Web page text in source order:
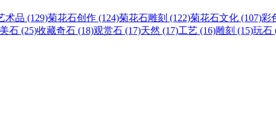
术品 (129)菊花石创作 (124)菊花石雕刻 (122)菊花石文化 (107)彩
美石 (25)收藏奇石 (18)观赏石 (17)天然 (17)工艺 (16)雕刻 (15)玩石